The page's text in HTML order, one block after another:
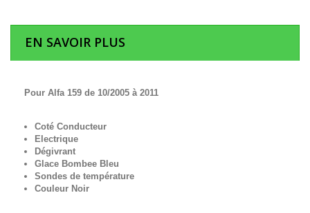
EN SAVOIR PLUS
Pour Alfa 159 de 10/2005 à 2011
Coté Conducteur
Electrique
Dégivrant
Glace Bombee Bleu
Sondes de température
Couleur Noir